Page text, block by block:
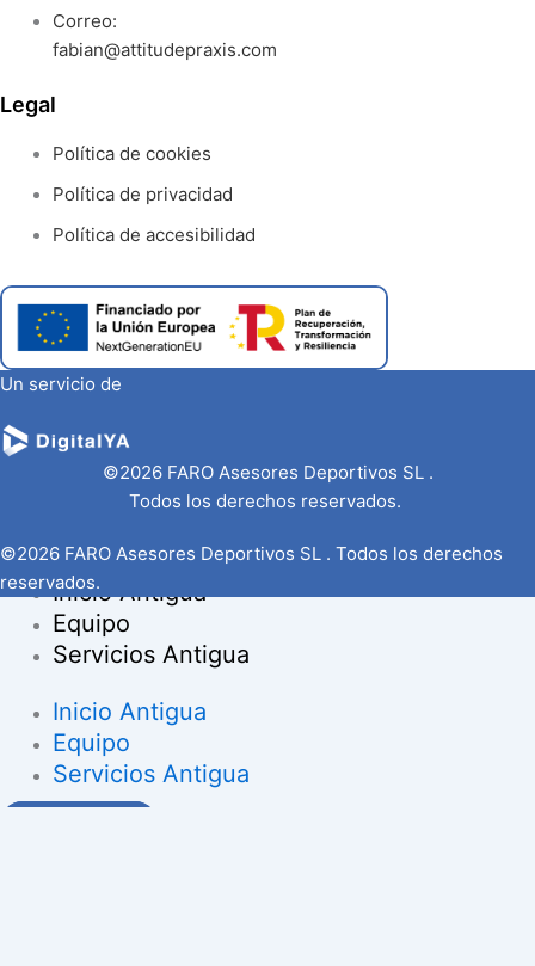
Correo:
fabian@attitudepraxis.com
Legal
Política de cookies
Política de privacidad
Política de accesibilidad
Un servicio de
©2026 FARO Asesores Deportivos SL .
Todos los derechos reservados.
©2026 FARO Asesores Deportivos SL . Todos los derechos
reservados.Inicio Antigua
Equipo
Servicios Antigua
Inicio Antigua
Equipo
Servicios Antigua